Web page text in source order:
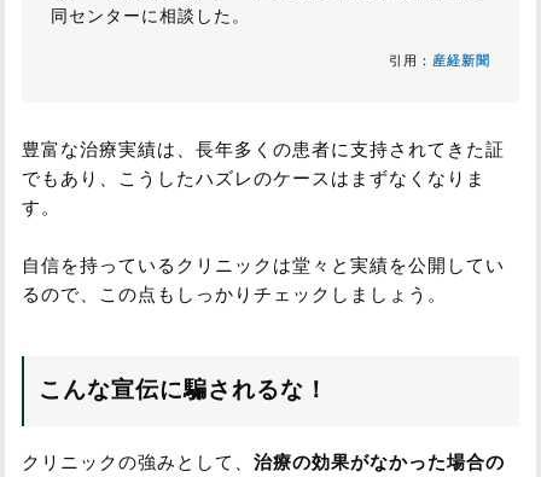
同センターに相談した。
引用： 産経新聞
豊富な治療実績は、長年多くの患者に支持されてきた証
でもあり、こうしたハズレのケースはまずなくなりま
す。
自信を持っているクリニックは堂々と実績を公開してい
るので、この点もしっかりチェックしましょう。
こんな宣伝に騙されるな！
クリニックの強みとして、 治療の効果がなかった場合の